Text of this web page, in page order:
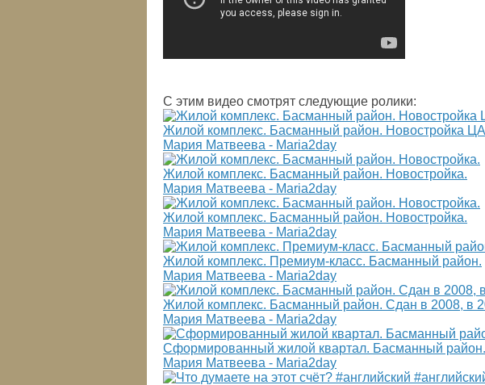
С этим видео смотрят следующие ролики:
Жилой комплекс. Басманный район. Новостройка
Мария Матвеева - Maria2day
Жилой комплекс. Басманный район. Новостройка.
Мария Матвеева - Maria2day
Жилой комплекс. Басманный район. Новостройка.
Мария Матвеева - Maria2day
Жилой комплекс. Премиум-класс. Басманный район.
Мария Матвеева - Maria2day
Жилой комплекс. Басманный район. Сдан в 2008, в
Мария Матвеева - Maria2day
Сформированный жилой квартал. Басманный район.
Мария Матвеева - Maria2day